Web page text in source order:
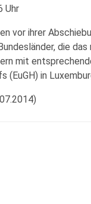
Uhr
vor ihrer
die
mit
(EuGH) in